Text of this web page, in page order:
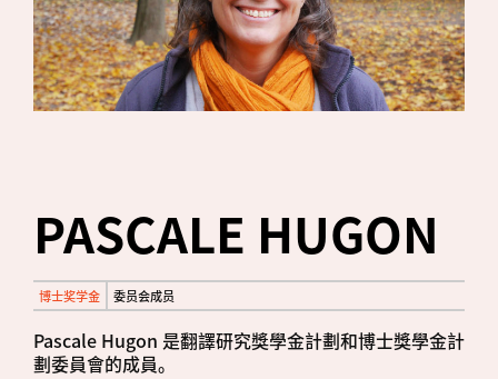
PASCALE HUGON
博士奖学金 委员会成员
Pascale Hugon 是翻譯研究獎學金計劃和博士獎學金計
劃委員會的成員。